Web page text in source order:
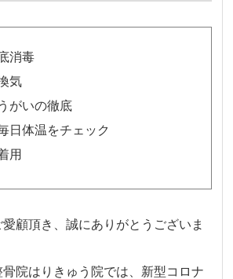
消毒
気
がいの徹底
日体温をチェック
用
顧頂き、誠にありがとうございま
院はりきゅう院では、新型コロナ